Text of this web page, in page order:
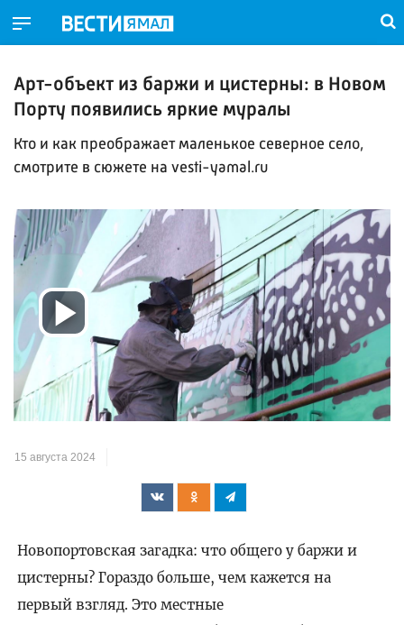
Арт-объект из баржи и цистерны: в Новом
Порту появились яркие муралы
Кто и как преображает маленькое северное село,
смотрите в сюжете на vesti-yamal.ru
Воспроизвести
видео
15 августа 2024
Новопортовская загадка: что общего у баржи и
цистерны? Гораздо больше, чем кажется на
первый взгляд. Это местные